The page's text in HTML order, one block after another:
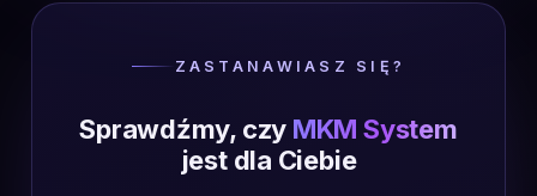
ZASTANAWIASZ SIĘ?
Sprawdźmy, czy MKM System
jest dla Ciebie